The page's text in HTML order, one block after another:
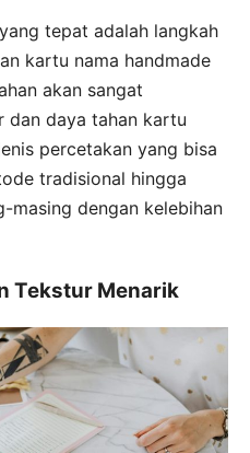
tepat adalah langkah
kartu nama handmade
akan sangat
dan daya tahan kartu
percetakan yang bisa
tradisional hingga
masing dengan kelebihan
Tekstur Menarik